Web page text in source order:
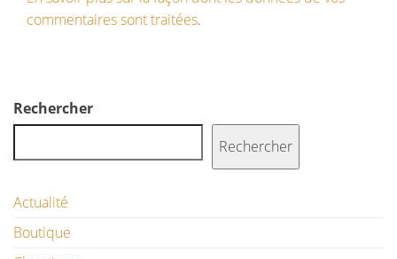
commentaires sont traitées.
Rechercher
Rechercher
Actualité
Boutique